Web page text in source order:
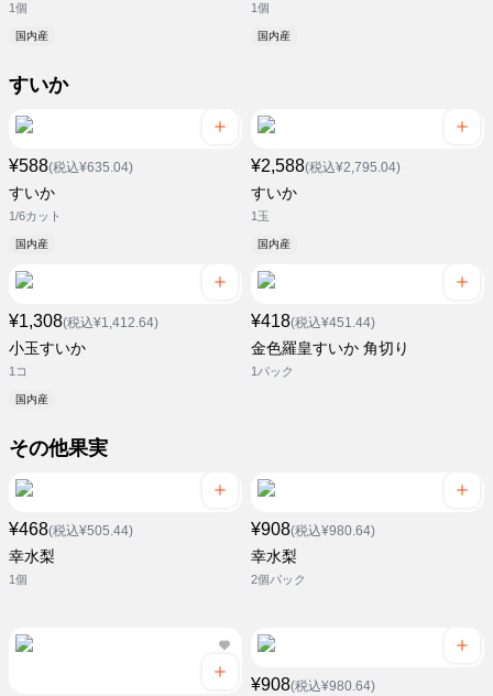
1個
国内産
1個
国内産
すいか
¥588(税込¥635.04)
すいか
1/6カット
国内産
¥2,588(税込¥2,795.04)
すいか
1玉
国内産
¥1,308(税込¥1,412.64)
小玉すいか
1コ
国内産
¥418(税込¥451.44)
金色羅皇すいか 角切り
1パック
その他果実
¥468(税込¥505.44)
幸水梨
1個
¥908(税込¥980.64)
幸水梨
2個パック
¥908(税込¥980.64)